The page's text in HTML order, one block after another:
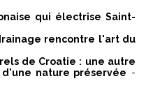
qui électrise Saint-
rencontre l'art du
de Croatie : une autre
nature préservée -